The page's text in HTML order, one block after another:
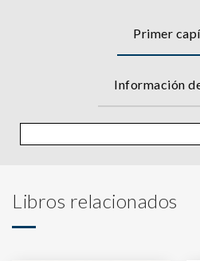
Primer
Información
Libros relacionados